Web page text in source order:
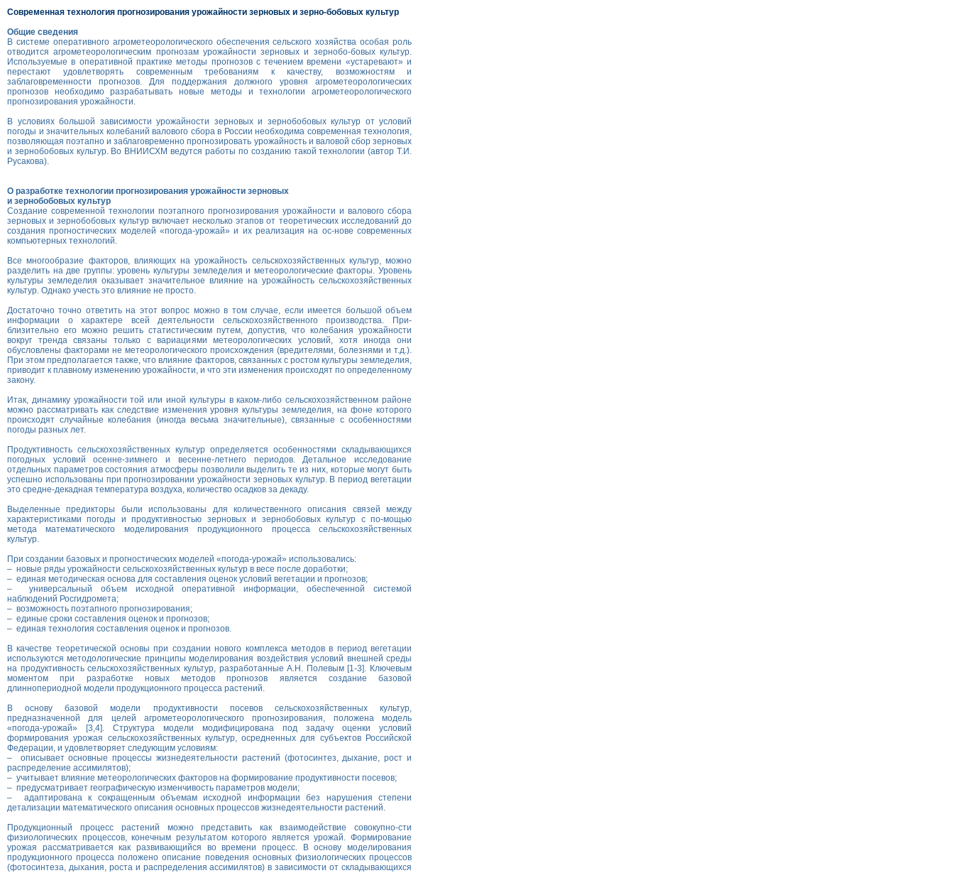
Современная технология прогнозирования урожайности зерновых и зерно-бобовых культур
Общие сведения
В системе оперативного агрометеорологического обеспечения сельского хозяйства особая роль
отводится агрометеорологическим прогнозам урожайности зерновых и зернобо-бовых культур.
Используемые в оперативной практике методы прогнозов с течением времени «устаревают» и
перестают удовлетворять современным требованиям к качеству, возможностям и
заблаговременности прогнозов. Для поддержания должного уровня агрометеорологических
прогнозов необходимо разрабатывать новые методы и технологии агрометеорологического
прогнозирования урожайности.
В условиях большой зависимости урожайности зерновых и зернобобовых культур от условий
погоды и значительных колебаний валового сбора в России необходима современная технология,
позволяющая поэтапно и заблаговременно прогнозировать урожайность и валовой сбор зерновых
и зернобобовых культур. Во ВНИИСХМ ведутся работы по созданию такой технологии (автор Т.И.
Русакова).
О разработке технологии прогнозирования урожайности зерновых
и зернобобовых культур
Создание современной технологии поэтапного прогнозирования урожайности и валового сбора
зерновых и зернобобовых культур включает несколько этапов от теоретических исследований до
создания прогностических моделей «погода-урожай» и их реализация на ос-нове современных
компьютерных технологий.
Все многообразие факторов, влияющих на урожайность сельскохозяйственных культур, можно
разделить на две группы: уровень культуры земледелия и метеорологические факторы. Уровень
культуры земледелия оказывает значительное влияние на урожайность сельскохозяйственных
культур. Однако учесть это влияние не просто.
Достаточно точно ответить на этот вопрос можно в том случае, если имеется большой объем
информации о характере всей деятельности сельскохозяйственного производства. При-
близительно его можно решить статистическим путем, допустив, что колебания урожайности
вокруг тренда связаны только с вариациями метеорологических условий, хотя иногда они
обусловлены факторами не метеорологического происхождения (вредителями, болезнями и т.д.).
При этом предполагается также, что влияние факторов, связанных с ростом культуры земледелия,
приводит к плавному изменению урожайности, и что эти изменения происходят по определенному
закону.
Итак, динамику урожайности той или иной культуры в каком-либо сельскохозяйственном районе
можно рассматривать как следствие изменения уровня культуры земледелия, на фоне которого
происходят случайные колебания (иногда весьма значительные), связанные с особенностями
погоды разных лет.
Продуктивность сельскохозяйственных культур определяется особенностями складывающихся
погодных условий осенне-зимнего и весенне-летнего периодов. Детальное исследование
отдельных параметров состояния атмосферы позволили выделить те из них, которые могут быть
успешно использованы при прогнозировании урожайности зерновых культур. В период вегетации
это средне-декадная температура воздуха, количество осадков за декаду.
Выделенные предикторы были использованы для количественного описания связей между
характеристиками погоды и продуктивностью зерновых и зернобобовых культур с по-мощью
метода математического моделирования продукционного процесса сельскохозяйственных
культур.
При создании базовых и прогностических моделей «погода-урожай» использовались:
– новые ряды урожайности сельскохозяйственных культур в весе после доработки;
– единая методическая основа для составления оценок условий вегетации и прогнозов;
– универсальный объем исходной оперативной информации, обеспеченной системой
наблюдений Росгидромета;
– возможность поэтапного прогнозирования;
– единые сроки составления оценок и прогнозов;
– единая технология составления оценок и прогнозов.
В качестве теоретической основы при создании нового комплекса методов в период вегетации
используются методологические принципы моделирования воздействия условий внешней среды
на продуктивность сельскохозяйственных культур, разработанные А.Н. Полевым [1-3]. Ключевым
моментом при разработке новых методов прогнозов является создание базовой
длиннопериодной модели продукционного процесса растений.
В основу базовой модели продуктивности посевов сельскохозяйственных культур,
предназначенной для целей агрометеорологического прогнозирования, положена модель
«погода-урожай» [3,4]. Структура модели модифицирована под задачу оценки условий
формирования урожая сельскохозяйственных культур, осредненных для субъектов Российской
Федерации, и удовлетворяет следующим условиям:
– описывает основные процессы жизнедеятельности растений (фотосинтез, дыхание, рост и
распределение ассимилятов);
– учитывает влияние метеорологических факторов на формирование продуктивности посевов;
– предусматривает географическую изменчивость параметров модели;
– адаптирована к сокращенным объемам исходной информации без нарушения степени
детализации математического описания основных процессов жизнедеятельности растений.
Продукционный процесс растений можно представить как взаимодействие совокупно-сти
физиологических процессов, конечным результатом которого является урожай. Формирование
урожая рассматривается как развивающийся во времени процесс. В основу моделирования
продукционного процесса положено описание поведения основных физиологических процессов
(фотосинтеза, дыхания, роста и распределения ассимилятов) в зависимости от складывающихся